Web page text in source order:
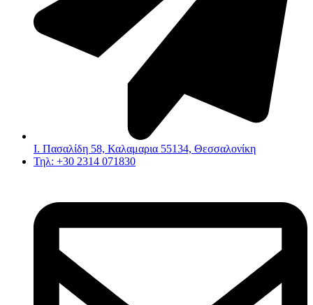
Ι. Πασαλίδη 58, Καλαμαρια 55134, Θεσσαλονίκη
Τηλ: +30 2314 071830